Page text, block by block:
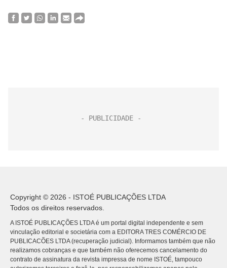
Copyright © 2026 - ISTOÉ PUBLICAÇÕES LTDA
Todos os direitos reservados.
A ISTOÉ PUBLICAÇÕES LTDA é um portal digital independente e sem
vinculação editorial e societária com a EDITORA TRES COMÉRCIO DE
PUBLICACÕES LTDA (recuperação judicial). Informamos também que não
realizamos cobranças e que também não oferecemos cancelamento do
contrato de assinatura da revista impressa de nome ISTOÉ, tampouco